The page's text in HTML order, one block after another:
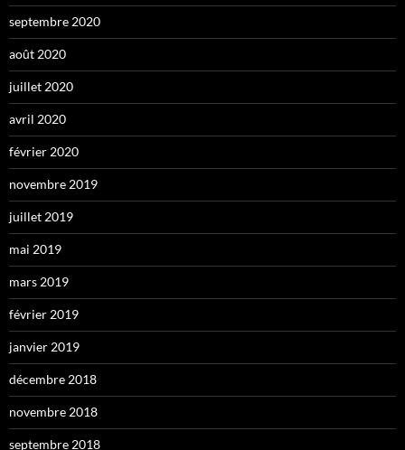
septembre 2020
août 2020
juillet 2020
avril 2020
février 2020
novembre 2019
juillet 2019
mai 2019
mars 2019
février 2019
janvier 2019
décembre 2018
novembre 2018
septembre 2018